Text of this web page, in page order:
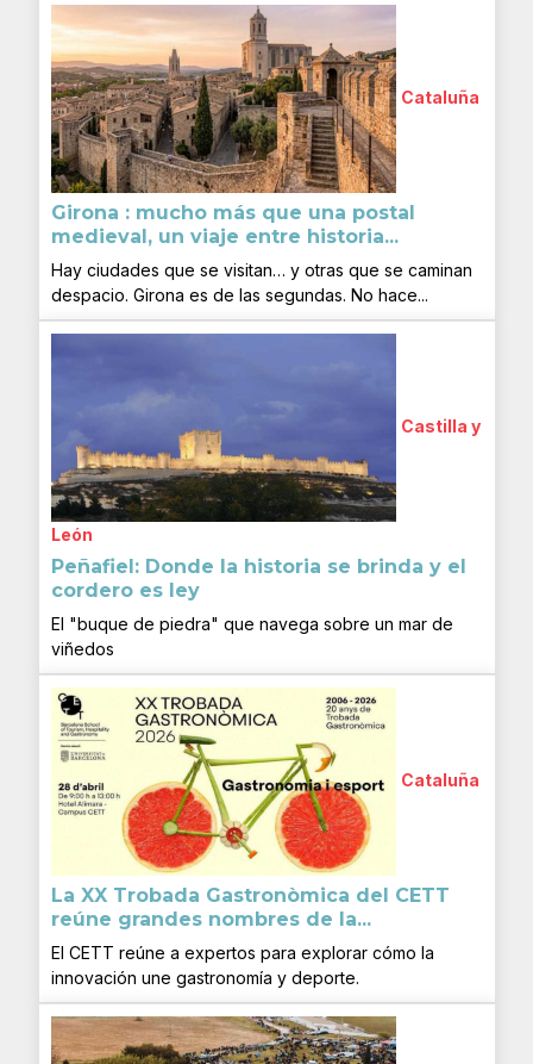
Cataluña
Girona : mucho más que una postal
medieval, un viaje entre historia...
Hay ciudades que se visitan… y otras que se caminan
despacio. Girona es de las segundas. No hace...
Castilla y
León
Peñafiel: Donde la historia se brinda y el
cordero es ley
El "buque de piedra" que navega sobre un mar de
viñedos
Cataluña
La XX Trobada Gastronòmica del CETT
reúne grandes nombres de la...
El CETT reúne a expertos para explorar cómo la
innovación une gastronomía y deporte.